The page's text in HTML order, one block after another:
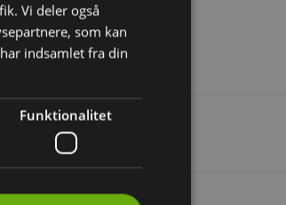
Vi deler også
som kan
indsamlet fra din
Funktionalitet